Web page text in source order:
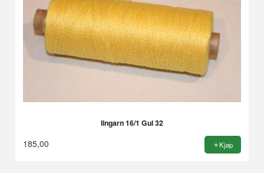
lingarn 16/1 Gul 32
185,00 Kjøp